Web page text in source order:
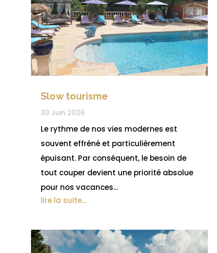
Slow tourisme
30 Juin 2026
Le rythme de nos vies modernes est
souvent effréné et particulièrement
épuisant. Par conséquent, le besoin de
tout couper devient une priorité absolue
pour nos vacances…
lire la suite…